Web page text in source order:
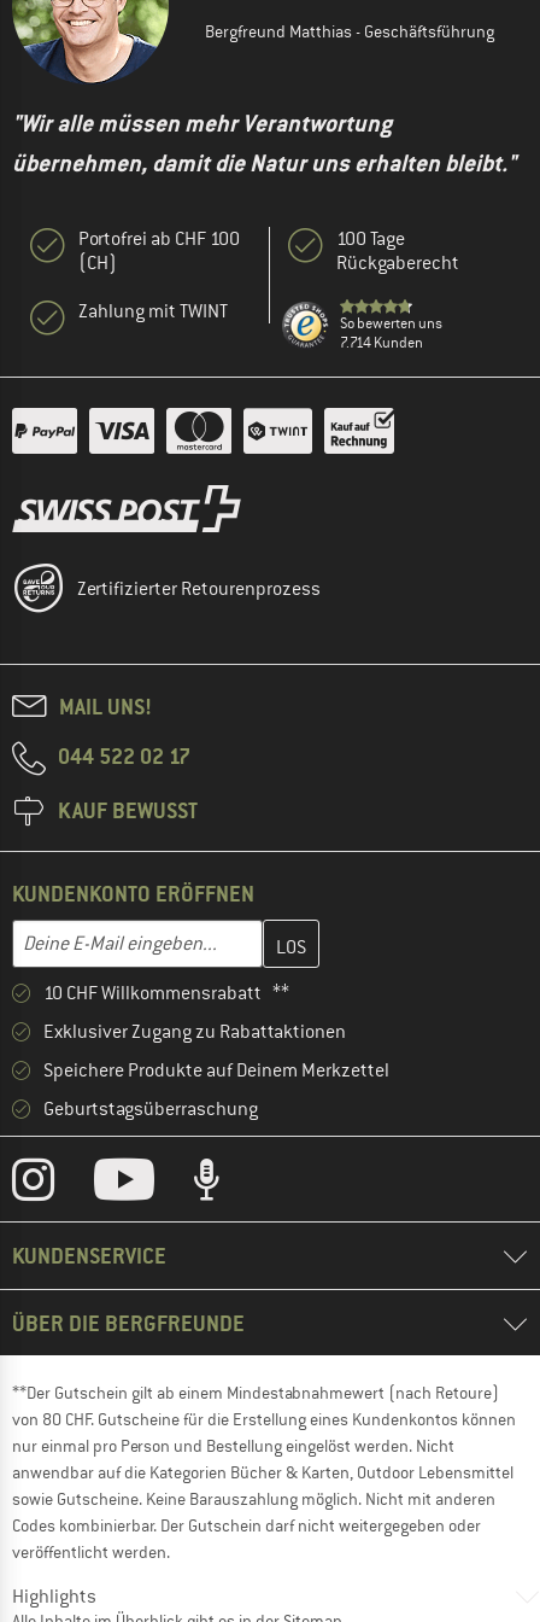
Bergfreund Matthias - Geschäftsführung
"Wir alle müssen mehr Verantwortung
übernehmen, damit die Natur uns erhalten bleibt."
Portofrei ab CHF 100
(CH)
Zahlung mit TWINT
100 Tage
Rückgaberecht
So bewerten uns
7.714 Kunden
Zertifizierter Retourenprozess
MAIL UNS!
044 522 02 17
KAUF BEWUSST
KUNDENKONTO ERÖFFNEN
E-Mail-Adresse
Gib hier deine E-Mail-Adresse ein und erstelle im nächsten
10 CHF Willkommensrabatt **
Exklusiver Zugang zu Rabattaktionen
Speichere Produkte auf Deinem Merkzettel
Geburtstagsüberraschung
KUNDENSERVICE
ÜBER DIE BERGFREUNDE
**Der Gutschein gilt ab einem Mindestabnahmewert (nach Retoure)
von 80 CHF. Gutscheine für die Erstellung eines Kundenkontos können
nur einmal pro Person und Bestellung eingelöst werden. Nicht
anwendbar auf die Kategorien Bücher & Karten, Outdoor Lebensmittel
sowie Gutscheine. Keine Barauszahlung möglich. Nicht mit anderen
Codes kombinierbar. Der Gutschein darf nicht weitergegeben oder
veröffentlicht werden.
Highlights